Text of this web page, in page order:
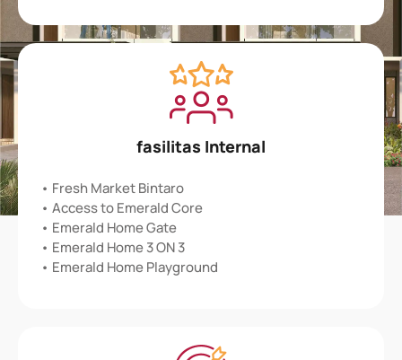
fasilitas Internal
• Fresh Market Bintaro
• Access to Emerald Core
• Emerald Home Gate
• Emerald Home 3 ON 3
• Emerald Home Playground